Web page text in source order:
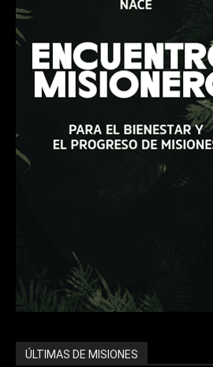
ÚLTIMAS DE MISIONES